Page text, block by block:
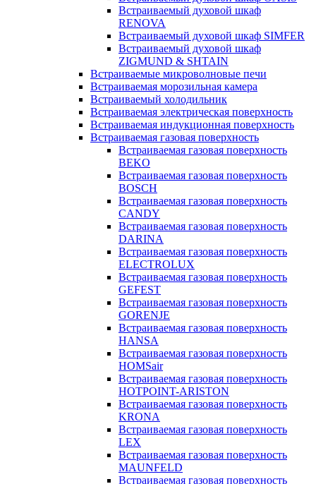
Встраиваемый духовой шкаф
RENOVA
Встраиваемый духовой шкаф SIMFER
Встраиваемый духовой шкаф
ZIGMUND & SHTAIN
Встраиваемые микроволновые печи
Встраиваемая морозильная камера
Встраиваемый холодильник
Встраиваемая электрическая поверхность
Встраиваемая индукционная поверхность
Встраиваемая газовая поверхность
Встраиваемая газовая поверхность
BEKO
Встраиваемая газовая поверхность
BOSCH
Встраиваемая газовая поверхность
CANDY
Встраиваемая газовая поверхность
DARINA
Встраиваемая газовая поверхность
ELECTROLUX
Встраиваемая газовая поверхность
GEFEST
Встраиваемая газовая поверхность
GORENJE
Встраиваемая газовая поверхность
HANSA
Встраиваемая газовая поверхность
HOMSair
Встраиваемая газовая поверхность
HOTPOINT-ARISTON
Встраиваемая газовая поверхность
KRONA
Встраиваемая газовая поверхность
LEX
Встраиваемая газовая поверхность
MAUNFELD
Встраиваемая газовая поверхность